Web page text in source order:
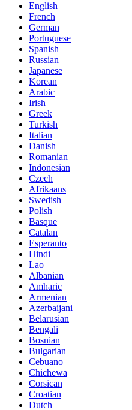
English
French
German
Portuguese
Spanish
Russian
Japanese
Korean
Arabic
Irish
Greek
Turkish
Italian
Danish
Romanian
Indonesian
Czech
Afrikaans
Swedish
Polish
Basque
Catalan
Esperanto
Hindi
Lao
Albanian
Amharic
Armenian
Azerbaijani
Belarusian
Bengali
Bosnian
Bulgarian
Cebuano
Chichewa
Corsican
Croatian
Dutch